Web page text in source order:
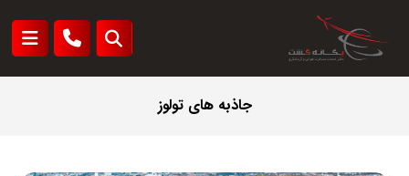
جاذبه های تولوز